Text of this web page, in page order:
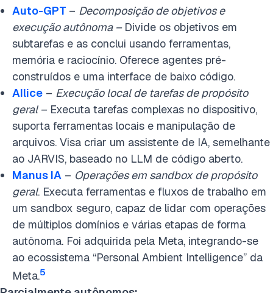
Auto-GPT – Decomposição de objetivos e
execução autônoma – Divide os objetivos em
subtarefas e as conclui usando ferramentas,
memória e raciocínio. Oferece agentes pré-
construídos e uma interface de baixo código.
AIlice – Execução local de tarefas de propósito
geral –Executa tarefas complexas no dispositivo,
suporta ferramentas locais e manipulação de
arquivos. Visa criar um assistente de IA, semelhante
ao JARVIS, baseado no LLM de código aberto.
Manus IA – Operações em sandbox de propósito
geral. Executa ferramentas e fluxos de trabalho em
um sandbox seguro, capaz de lidar com operações
de múltiplos domínios e várias etapas de forma
autônoma. Foi adquirida pela Meta, integrando-se
ao ecossistema “Personal Ambient Intelligence” da
Meta.5